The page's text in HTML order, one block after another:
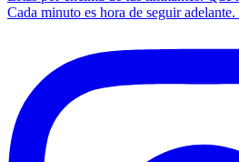
Cada minuto es hora de seguir